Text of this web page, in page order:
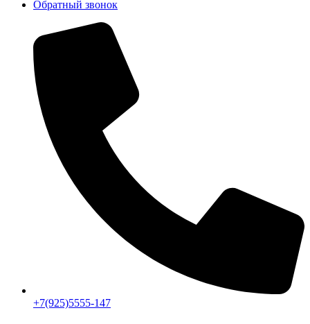
Обратный звонок
+7(925)5555-147